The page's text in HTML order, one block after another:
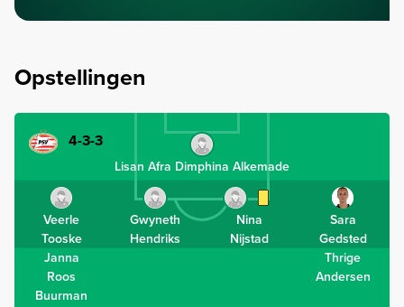
Opstellingen
4-3-3
Lisan Afra Dimphina Alkemade
Veerle
Tooske
Janna
Roos
Buurman
Gwyneth
Hendriks
Nina
Nijstad
Sara
Gedsted
Thrige
Andersen